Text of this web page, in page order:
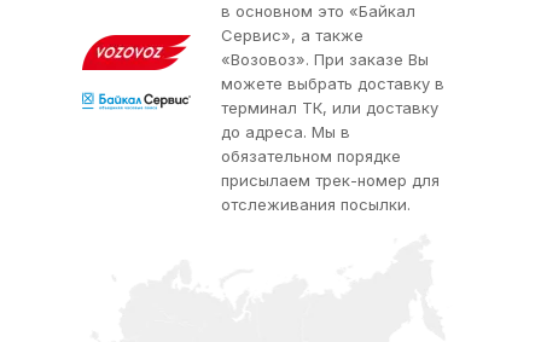
в основном это «Байкал
Сервис», а также
«Возовоз». При заказе Вы
можете выбрать доставку в
терминал ТК, или доставку
до адреса. Мы в
обязательном порядке
присылаем трек-номер для
отслеживания посылки.